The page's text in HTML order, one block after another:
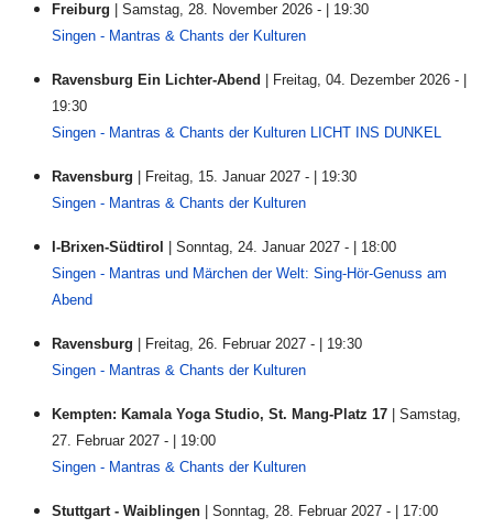
Freiburg | Samstag, 28. November 2026 - | 19:30
Singen - Mantras & Chants der Kulturen
Ravensburg Ein Lichter-Abend
| Freitag, 04. Dezember 2026 - |
19:30
Singen - Mantras & Chants der Kulturen LICHT INS DUNKEL
Ravensburg | Freitag, 15. Januar 2027 - | 19:30
Singen - Mantras & Chants der Kulturen
I-Brixen-Südtirol
| Sonntag, 24. Januar 2027 - | 18:00
Singen - Mantras und Märchen der Welt: Sing-Hör-Genuss am
Abend
Ravensburg | Freitag, 26. Februar 2027 - | 19:30
Singen - Mantras & Chants der Kulturen
Kempten: Kamala Yoga Studio, St. Mang-Platz 17 | Samstag,
27. Februar 2027 - | 19:00
Singen - Mantras & Chants der Kulturen
Stuttgart - Waiblingen
| Sonntag, 28. Februar 2027 - | 17:00